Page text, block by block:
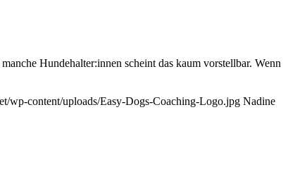
Hundehalter:innen scheint das kaum vorstellbar. Wenn
wp-content/uploads/Easy-Dogs-Coaching-Logo.jpg Nadine